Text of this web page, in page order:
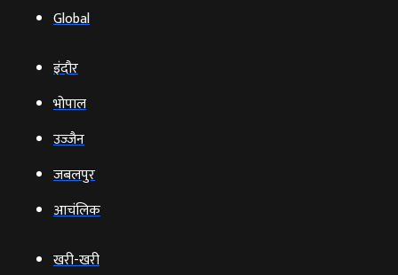
Global
इंदौर
भोपाल
उज्‍जैन
जबलपुर
आचंलिक
खरी-खरी